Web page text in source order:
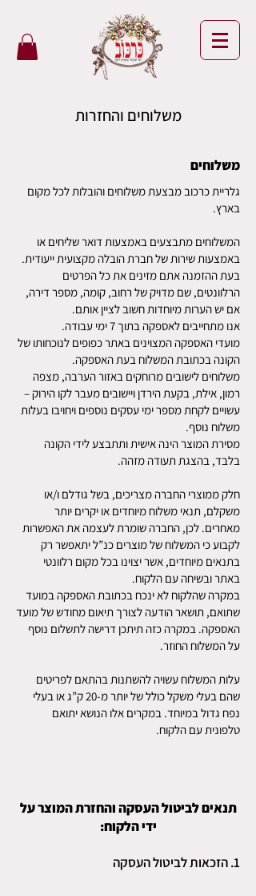
משלוחים והחזרות
משלוחים
גלריית כרכוב מבצעת משלוחים והובלות לכל מקום
בארץ.
המשלוחים מתבצעים באמצעות דואר שליחים או
באמצעות שירות של חברת הובלה מקצועית ייעודית.
בעת ההזמנה אתם מזינים את כל הפרטים
הרלוונטים, שם מדויק של רחוב, קומה, מספר דירה,
אם יש הערות מיוחדות חשוב לציין אותם.
אנו מתחייבים לאספקה בתוך 7 ימי עבודה.
מועדי האספקה המצוינים באתר כפופים לנוכחותו של
הקונה בכתובת המשלוח בעת האספקה.
משלוחים לישובים מרוחקים באזור הערבה, מצפה
רמון, אילת, בקעת הירדן ויישובים מעבר לקו הירוק –
עשויים לקחת מספר ימי עסקים נוספים ויחויבו בעלות
משלוח נוסף.
מסירת המוצר הינה אישית ותתבצע לידי הקונה
בלבד, בהצגת תעודה מזהה.
חלק ממוצרי החברה מצריכים, בשל גודלם ו/או
משקלם, תנאי משלוח מיוחדים או יקרים יותר
מאחרים. לכן, החברה שומרת לעצמה את האפשרות
לקבוע כי המשלוח של מוצרים כנ”ל יתאפשר רק
בתנאים מיוחדים, אשר יצוינו בכל מקום רלוונטי
באתר ובשיחה עם הלקוח.
במקרה שהלקוח לא ינכח בכתובת האספקה במועד
שתואם, תושאר הודעה לצורך תיאום מחודש של מועד
האספקה. במקרה כזה תיתכן דרישה לתשלום נוסף
על המשלוח החוזר.
עלות המשלוח עשויה להשתנות בהתאם לפריטים
שהם בעלי משקל כולל של יותר מ-20 ק”ג או בעלי
נפח גדול במיוחד. במקרים אלו הנושא יתואם
טלפונית עם הלקוח.
תנאים לביטול העסקה והחזרת המוצר על
ידי הלקוח:
1. הזכאות לביטול העסקה